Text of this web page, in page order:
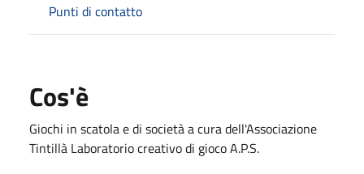
Punti di contatto
Cos'è
Giochi in scatola e di società a cura dell'Associazione
Tintillà Laboratorio creativo di gioco A.P.S.